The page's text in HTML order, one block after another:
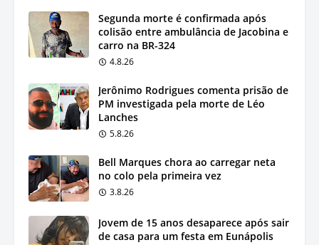
Segunda morte é confirmada após
colisão entre ambulância de Jacobina e
carro na BR-324
4.8.26
Jerônimo Rodrigues comenta prisão de
PM investigada pela morte de Léo
Lanches
5.8.26
Bell Marques chora ao carregar neta
no colo pela primeira vez
3.8.26
Jovem de 15 anos desaparece após sair
de casa para um festa em Eunápolis